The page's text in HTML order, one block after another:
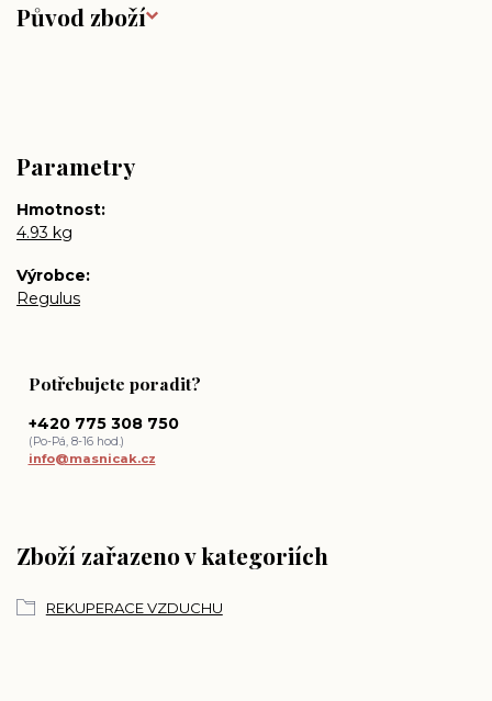
Původ zboží
Parametry
Hmotnost
4.93 kg
Výrobce
Regulus
Zboží zařazeno v kategoriích
REKUPERACE VZDUCHU
Potřebujete poradit?
+420 775 308 750
(Po-Pá, 8-16 hod.)
info@masnicak.cz